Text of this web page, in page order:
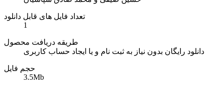
تعداد فایل های قابل دانلود
1
طریقه دریافت محصول
دانلود رایگان بدون نیاز به ثبت نام و یا ایجاد حساب کاربری
حجم فایل
3.5Mb